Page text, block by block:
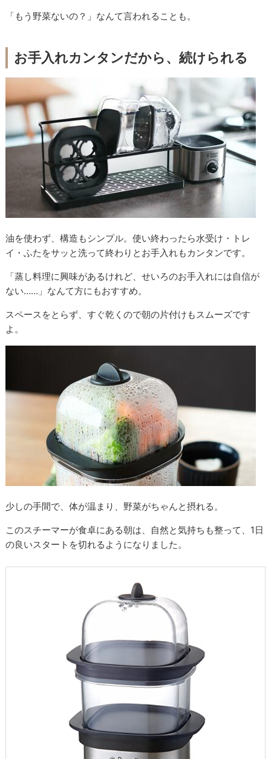
「もう野菜ないの？」なんて言われることも。
お手入れカンタンだから、続けられる
油を使わず、構造もシンプル。使い終わったら水受け・トレ
イ・ふたをサッと洗って終わりとお手入れもカンタンです。
「蒸し料理に興味があるけれど、せいろのお手入れには自信が
ない……」なんて方にもおすすめ。
スペースをとらず、すぐ乾くので朝の片付けもスムーズです
よ。
少しの手間で、体が温まり、野菜がちゃんと摂れる。
このスチーマーが食卓にある朝は、自然と気持ちも整って、1日
の良いスタートを切れるようになりました。